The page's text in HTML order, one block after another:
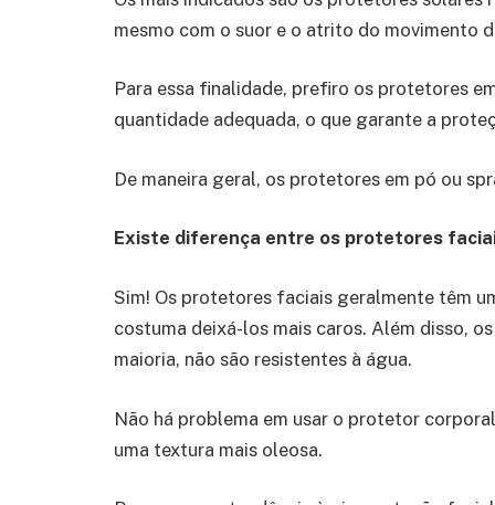
mesmo com o suor e o atrito do movimento
Para essa finalidade, prefiro os protetores
quantidade adequada, o que garante a
De maneira geral, os protetores em pó ou
Existe diferença entre os protetores
Sim! Os protetores faciais geralmente têm
costuma deixá-los mais caros. Além disso,
maioria, não são resistentes à água.
Não há problema em usar o protetor
uma textura mais oleosa.